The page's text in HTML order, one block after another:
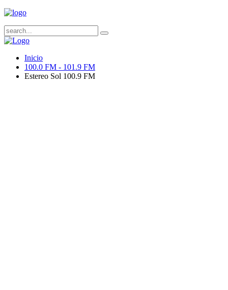
Inicio
100.0 FM - 101.9 FM
Estereo Sol 100.9 FM